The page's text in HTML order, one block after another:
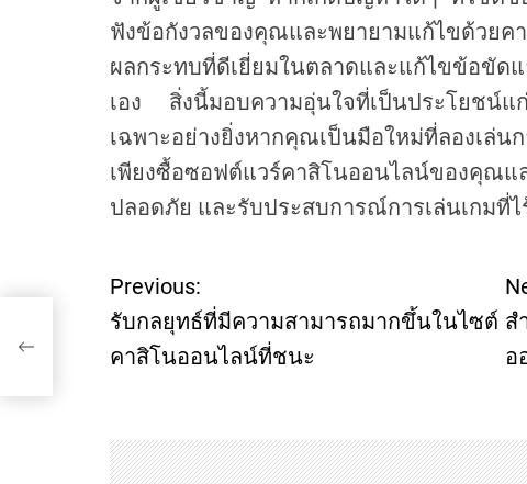
ฟังข้อกังวลของคุณและพยายามแก้ไขด้วย
ผลกระทบที่ดีเยี่ยมในตลาดและแก้ไขข้อขัด
เอง สิ่งนี้มอบความอุ่นใจที่เป็นประโยชน์
เฉพาะอย่างยิ่งหากคุณเป็นมือใหม่ที่ลองเ
เพียงซื้อซอฟต์แวร์คาสิโนออนไลน์ของคุณแ
ปลอดภัย และรับประสบการณ์การเล่นเกมที่ไ
P
o
t
Previous:
รับกลยุทธ์ที่มีความสามารถมากขึ้นในไซต์
คาสิโนออนไลน์ที่ชนะ
ส
อ